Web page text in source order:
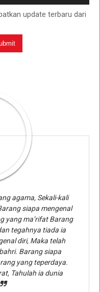
update terbaru dari
agama, Sekali-kali
siapa mengenal
yang ma’rifat Barang
tegahnya tiada ia
diri, Maka telah
Barang siapa
yang teperdaya.
Tahulah ia dunia